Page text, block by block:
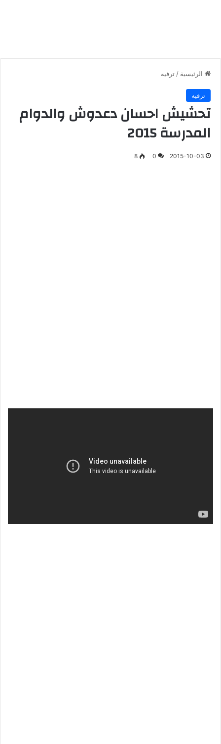
الرئيسية / ترفيه
ترفيه
تحشيش احسان دعدوش والدوام
المدرسة 2015
2015-10-03
0
8